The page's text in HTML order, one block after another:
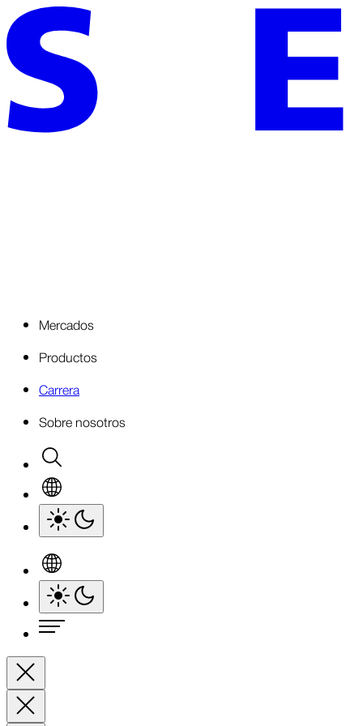
Mercados
Productos
Carrera
Sobre nosotros